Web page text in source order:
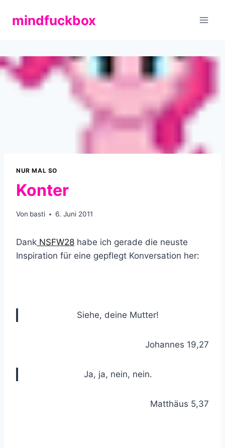
Inhaltmindfuckbox
NUR MAL SO
Konter
Von basti 6. Juni 2011
Dank NSFW28 habe ich gerade die neuste
Inspiration für eine gepflegt Konversation her:
Siehe, deine Mutter!
Johannes 19,27
Ja, ja, nein, nein.
Matthäus 5,37